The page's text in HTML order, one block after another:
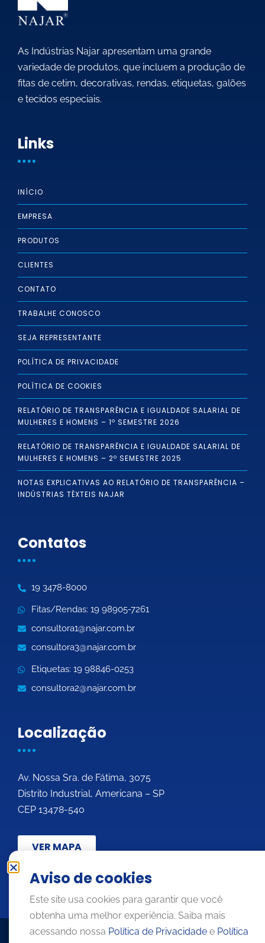
As Indústrias Najar apresentam uma grande
variedade de produtos, que incluem a produção de
fitas de cetim, decorativas, rendas, etiquetas, galões
e tecidos especiais.
Links
INÍCIO
EMPRESA
PRODUTOS
CLIENTES
CONTATO
TRABALHE CONOSCO
SEJA REPRESENTANTE
POLÍTICA DE PRIVACIDADE
POLÍTICA DE COOKIES
RELATÓRIO DE TRANSPARÊNCIA E IGUALDADE SALARIAL DE
MULHERES E HOMENS – 1º SEMESTRE 2026
RELATÓRIO DE TRANSPARÊNCIA E IGUALDADE SALARIAL DE
MULHERES E HOMENS – 2º SEMESTRE 2025
NOTAS EXPLICATIVAS AO RELATÓRIO DE TRANSPARÊNCIA –
INDÚSTRIAS TÊXTEIS NAJAR
Contatos
19 3478-8000
Fitas/Rendas: 19 98905-7261
consultora1@najar.com.br
consultora3@najar.com.br
Etiquetas: 19 98846-0253
consultora2@najar.com.br
Localização
Av. Nossa Sra. de Fátima, 3075
Distrito Industrial, Americana – SP
CEP 13478-540
VER MAPA
© Indústrias Têxteis Najar – CNPJ: 43.237.064/0001-13 –
Aviso de cookies
Este site usa cookies para garantir que você
obtenha uma melhor experiência. Saiba mais
acessando nossa Política de Privacidade e Política